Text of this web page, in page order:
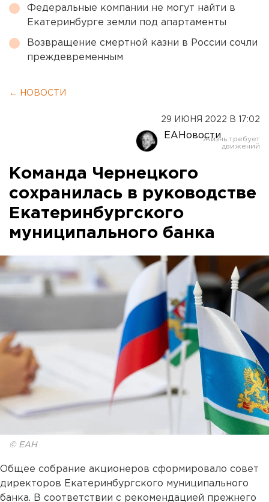
Федеральные компании не могут найти в
Екатеринбурге земли под апартаменты
Возвращение смертной казни в России сочли
преждевременным
← НОВОСТИ
29 ИЮНЯ 2022 В 17:02
ЕАНовости
Команда Чернецкого
сохранилась в руководстве
Екатеринбургского
муниципального банка
© ЕАН
Общее собрание акционеров сформировало совет
директоров Екатеринбургского муниципального
банка. В соответствии с рекомендацией прежнего